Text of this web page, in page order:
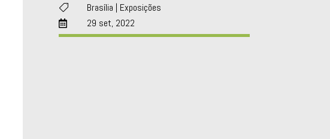
 Brasília | Exposições
 29 set, 2022